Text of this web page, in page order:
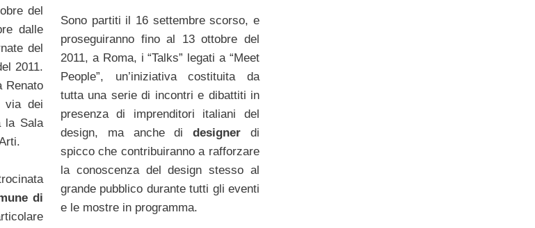
del
dalle
del
2011.
Renato
via dei
la Sala
di
Sono partiti il 16 settembre scorso, e
proseguiranno fino al 13 ottobre del
2011, a Roma, i “Talks” legati a “Meet
People”, un’iniziativa costituita da
tutta una serie di incontri e dibattiti in
presenza di imprenditori italiani del
design, ma anche didesigner di
spicco che contribuiranno a rafforzare
la conoscenza del design stesso al
grande pubblico durante tutti gli eventi
e le mostre in programma.